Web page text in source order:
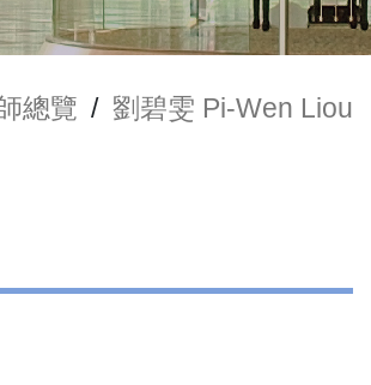
總覽 / 劉碧雯 Pi-Wen Liou